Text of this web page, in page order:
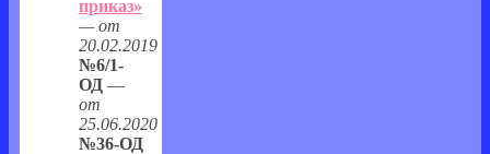
приказ»
— от
20.02.2019
№6/1-
ОД —
от
25.06.2020
№36-ОД